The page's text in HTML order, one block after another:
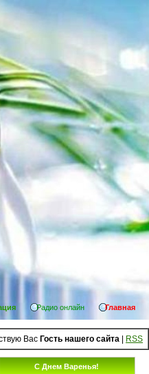
Главная
Радио онлайн
Вас Гость нашего сайта RSS
С Днем Варенья!